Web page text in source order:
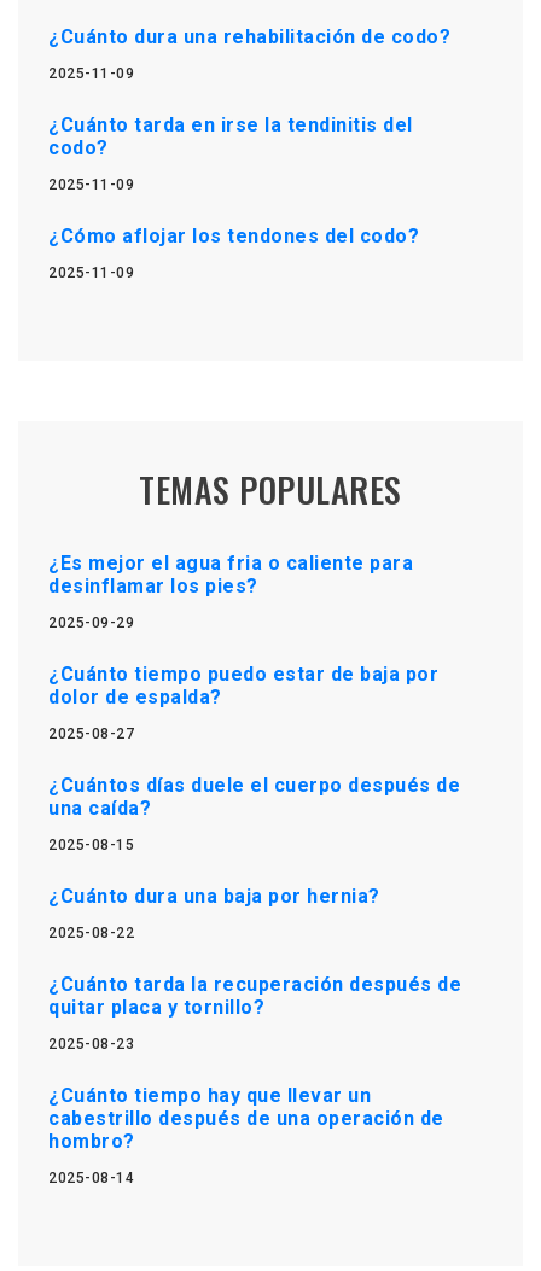
¿Cuánto dura una rehabilitación de codo?
2025-11-09
¿Cuánto tarda en irse la tendinitis del
codo?
2025-11-09
¿Cómo aflojar los tendones del codo?
2025-11-09
TEMAS POPULARES
¿Es mejor el agua fria o caliente para
desinflamar los pies?
2025-09-29
¿Cuánto tiempo puedo estar de baja por
dolor de espalda?
2025-08-27
¿Cuántos días duele el cuerpo después de
una caída?
2025-08-15
¿Cuánto dura una baja por hernia?
2025-08-22
¿Cuánto tarda la recuperación después de
quitar placa y tornillo?
2025-08-23
¿Cuánto tiempo hay que llevar un
cabestrillo después de una operación de
hombro?
2025-08-14